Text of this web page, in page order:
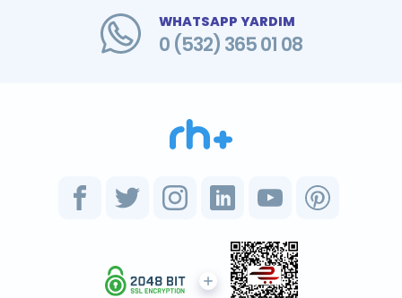
WHATSAPP YARDIM
0 (532) 365 01 08